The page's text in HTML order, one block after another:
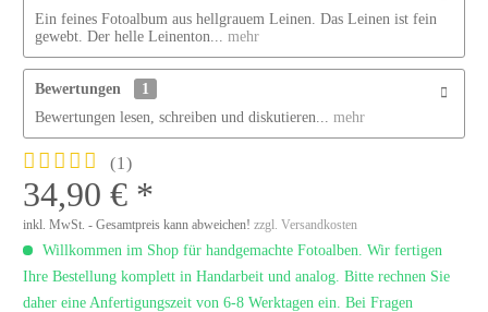
Ein feines Fotoalbum aus hellgrauem Leinen. Das Leinen ist fein
gewebt. Der helle Leinenton...
mehr
Bewertungen
1
Bewertungen lesen, schreiben und diskutieren...
mehr
(1)
34,90 € *
inkl. MwSt. - Gesamtpreis kann abweichen!zzgl. Versandkosten
Willkommen im Shop für handgemachte Fotoalben. Wir fertigen
Ihre Bestellung komplett in Handarbeit und analog. Bitte rechnen Sie
daher eine Anfertigungszeit von 6-8 Werktagen ein. Bei Fragen